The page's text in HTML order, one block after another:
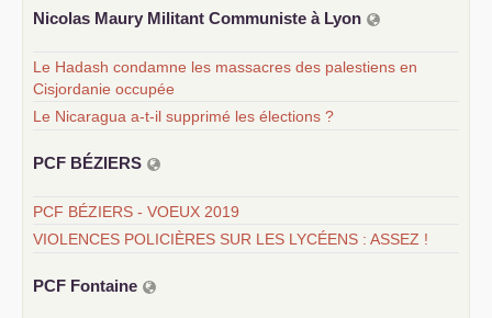
Nicolas Maury Militant Communiste à Lyon
Le Hadash condamne les massacres des palestiens en
Cisjordanie occupée
Le Nicaragua a-t-il supprimé les élections ?
PCF BÉZIERS
PCF BÉZIERS - VOEUX 2019
VIOLENCES POLICIÈRES SUR LES LYCÉENS : ASSEZ !
PCF Fontaine